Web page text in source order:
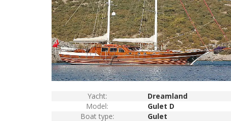
Yacht:
Dreamland
Model:
Gulet D
Boat type:
Gulet